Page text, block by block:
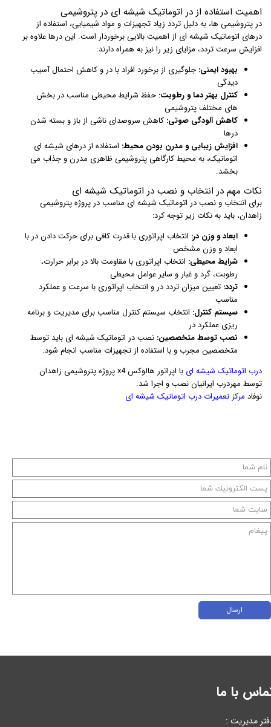
اهمیت استفاده از در اتوماتیک شیشه ای در پتروشیمی
در پتروشیمی ها، به دلیل تردد زیاد تجهیزات و مواد شیمیایی، استفاده از
درهای اتوماتیک شیشه ای از اهمیت بالایی برخوردار است. این درها علاوه بر
افزایش سرعت تردد، مزایای زیر را نیز به همراه دارند:
بهبود ایمنی: جلوگیری از برخورد افراد با در و کاهش احتمال آسیب
دیدگی
کنترل بهتر دما و رطوبت: حفظ شرایط محیطی مناسب در بخش
های مختلف پتروشیمی
کاهش آلودگی صوتی: کاهش سروصدای ناشی از باز و بسته شدن
درها
افزایش زیبایی و مدرن بودن محیط: استفاده از درهای شیشه ای
اتوماتیک، به محیط کارگاهی پتروشیمی ظاهری مدرن و جذاب می
بخشد.
نکات مهم در انتخاب و نصب در اتوماتیک شیشه ای
برای انتخاب و نصب در اتوماتیک شیشه ای مناسب در پروژه پتروشیمی
زاهدان، باید به نکات زیر توجه کرد:
ابعاد و وزن در: انتخاب اپراتوری با قدرت کافی برای حرکت دادن در با
ابعاد و وزن مشخص
شرایط محیطی: انتخاب اپراتوری با مقاومت بالا در برابر حرارت،
رطوبت، گرد و غبار و سایر عوامل محیطی
تردد: تعیین میزان تردد در و انتخاب اپراتوری با سرعت و عملکرد
مناسب
سیستم کنترل: انتخاب سیستم کنترل مناسب برای مدیریت و برنامه
ریزی عملکرد در
نصب توسط متخصصین: نصب در اتوماتیک شیشه ای باید توسط
متخصصین مجرب و با استفاده از تجهیزات مناسب انجام شود.
درب اتوماتیک شیشه ای
با اپراتور هالوکس x4 پروژه پتروشیمی زاهدان
توسط مهردرب ایرانیان نصب و اجرا شد.
نوفاد مرکز تعمیرات درب اتوماتیک شیشه ای
ارسال
با ما
مدیریت :